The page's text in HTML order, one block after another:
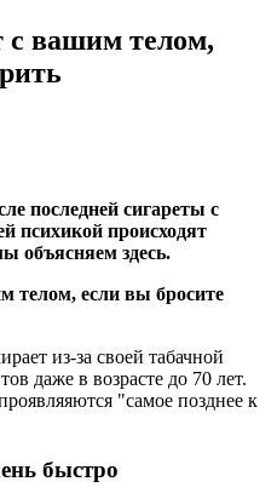
с вашим телом,
последней сигареты с
психикой происходят
объясняем здесь.
из-за своей табачной
даже в возрасте до 70 лет.
"самое позднее к
быстро